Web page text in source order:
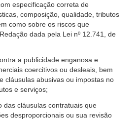
especificação correta de
composição, qualidade, tributos
como sobre os riscos que
dada pela Lei nº 12.741, de
a publicidade enganosa e
coercitivos ou desleais, bem
cláusulas abusivas ou impostas no
e serviços;
das cláusulas contratuais que
desproporcionais ou sua revisão